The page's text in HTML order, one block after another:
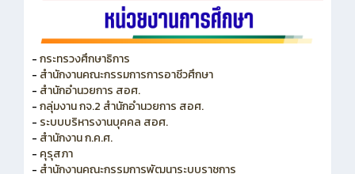
-กระทรวงศึกษาธิการ
- สำนักงานคณะกรรมการการอาชีวศึกษา
- สำนักอำนวยการ สอศ.
-กลุ่มงาน กจ.2 สำนักอำนวยการ สอศ.
- ระบบบริหารงานบุคคล สอศ.
- สำนักงาน ก.ค.ศ.
- คุรุสภา
- สำนักงานคณะกรรมการพัฒนาระบบราชการ